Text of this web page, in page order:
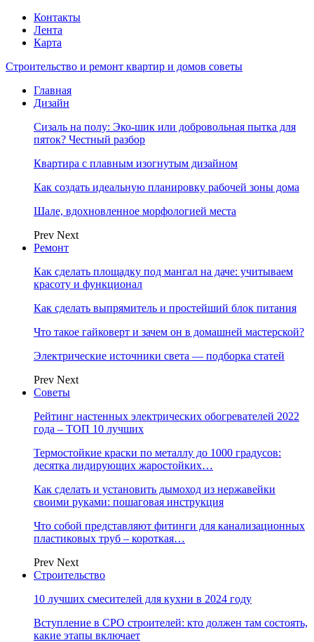
Контакты
Лента
Карта
Строительство и ремонт квартир и домов советы
Главная
Дизайн
Сизаль на полу: Эко-шик или добровольная пытка для
пяток? Честный разбор
Квартира с плавным изогнутым дизайном
Как создать идеальную планировку рабочей зоны дома
Шале, вдохновленное морфологией места
Prev Next
Ремонт
Как сделать площадку под мангал на даче: учитываем
красоту и функционал
Как сделать выпрямитель и простейший блок питания
Что такое гайковерт и зачем он в домашней мастерской?
Электрические источники света — подборка статей
Prev Next
Советы
Рейтинг настенных электрических обогревателей 2022
года – ТОП 10 лучших
Термостойкие краски по металлу до 1000 градусов:
десятка лидирующих жаростойких…
Как сделать и установить дымоход из нержавейки
своими руками: пошаговая инструкция
Что собой представляют фитинги для канализационных
пластиковых труб – короткая…
Prev Next
Строительство
10 лучших смесителей для кухни в 2024 году
Вступление в СРО строителей: кто должен там состоять,
какие этапы включает